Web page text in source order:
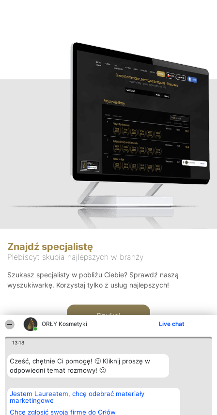
ORŁY Kosmetyki Live chat
13:18
Cześć, chętnie Ci pomogę! 🙂 Kliknij proszę w
odpowiedni temat rozmowy! 🙂
Jestem Laureatem, chcę odebrać materiały
marketingowe
Chcę zgłosić swoją firmę do Orłów
Znajdź specjalistę
Plebiscyt skupia najlepszych w branży
Szukasz specjalisty w pobliżu Ciebie? Sprawdź naszą
wyszukiwarkę. Korzystaj tylko z usług najlepszych!
Szukaj
Organizator plebiscytu
Bright Side Solutions sp. z o.
o. sp. k.
ul. Ruska 22
Plebiscyt
Laureaci
wszystkich
Blog
Articles
Kontakt